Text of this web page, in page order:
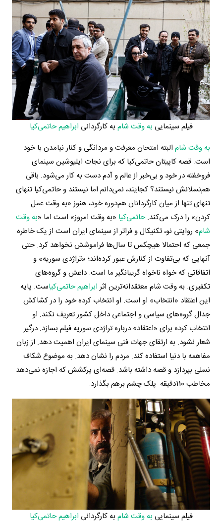
فیلم سینمایی به وقت شام به کارگردانی ابراهیم حاتمی‌کیا
به وقت شام البته امتحان معرفت و مردانگی و کنار نیامدن با خود
است. قصه کاپیتان حاتمی‌کیا که برای نجات ایلیوشین سینمای
فروخفته در خود و بی‌خبر از عالم و آدم دست به کار می‌شود. باقی
هم‌نسلانش نیستند؟ کجایند، نمی‌دانم اما نیستند و حاتمی‌کیا تنهای
تنهای تنها از میان کارگردانان هم‌دوره خود، هنوز «به وقت عمل
کردن» را درک می‌کند.حاتمی‌کیا «به وقت امروز» است اما «به وقت
شام» روایتی نو، تکنیکال و فراتر از سینمای ایران است از یک خاطره
جمعی که احتمالا هیچکس تا سال‌ها فراموشش نخواهد کرد. حتی
آنهایی که بی‌تفاوت از کنارش عبور کرده‌اند؛ «تراژدی سوریه» و
اتفاقاتی که خواه ناخواه گریبانگیر ما است. داعش و گروه‌های
تکفیری. به وقت شام معتقدانه‌ترین اثر ابراهیم حاتمی‌کیاست. پایه
این اعتقاد «انتخاب» او است. او انتخاب کرده خود را در کشاکش
جدال گروه‌های سیاسی و اجتماعی داخل کشور تعریف نکند. او
انتخاب کرده برای «اعتقاد» درباره تراژدی سوریه فیلم بسازد. درگیر
شعار نشود. به ارتقای جهات فنی سینمای ایران اهمیت دهد. از زبان
مفاهمه با دنیا استفاده کند. مردم را نشان دهد. به موضوع شکاف
نسلی بپردازد و قصه داشته باشد. قصه‌ای پرکشش که اجازه نمی‌دهد
مخاطب 110دقیقه پلک چشم برهم بگذارد.
فیلم سینمایی به وقت شام به کارگردانی ابراهیم حاتمی‌کیا